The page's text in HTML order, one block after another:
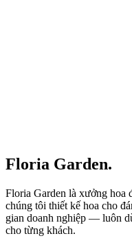
Floria Garden.
Floria Garden là xưởng
chúng tôi thiết kế hoa cho
gian doanh nghiệp — luôn
cho từng khách.